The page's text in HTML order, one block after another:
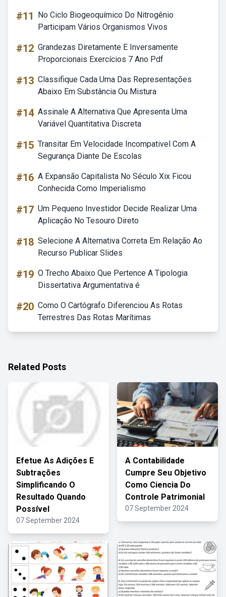
#11
No Ciclo Biogeoquímico Do Nitrogênio
Participam Vários Organismos Vivos
#12 Grandezas Diretamente E Inversamente
Proporcionais Exercícios 7 Ano Pdf
#13 Classifique Cada Uma Das Representações
Abaixo Em Substância Ou Mistura
#14 Assinale A Alternativa Que Apresenta Uma
Variável Quantitativa Discreta
#15 Transitar Em Velocidade Incompativel Com A
Segurança Diante De Escolas
#16 A Expansão Capitalista No Século Xix Ficou
Conhecida Como Imperialismo
#17 Um Pequeno Investidor Decide Realizar Uma
Aplicação No Tesouro Direto
#18 Selecione A Alternativa Correta Em Relação Ao
Recurso Publicar Slides
#19 O Trecho Abaixo Que Pertence A Tipologia
Dissertativa Argumentativa é
#20 Como O Cartógrafo Diferenciou As Rotas
Terrestres Das Rotas Marítimas
Related Posts
Efetue As Adições E
Subtrações
Simplificando O
Resultado Quando
Possível
07 September 2024
A Contabilidade
Cumpre Seu Objetivo
Como Ciencia Do
Controle Patrimonial
07 September 2024